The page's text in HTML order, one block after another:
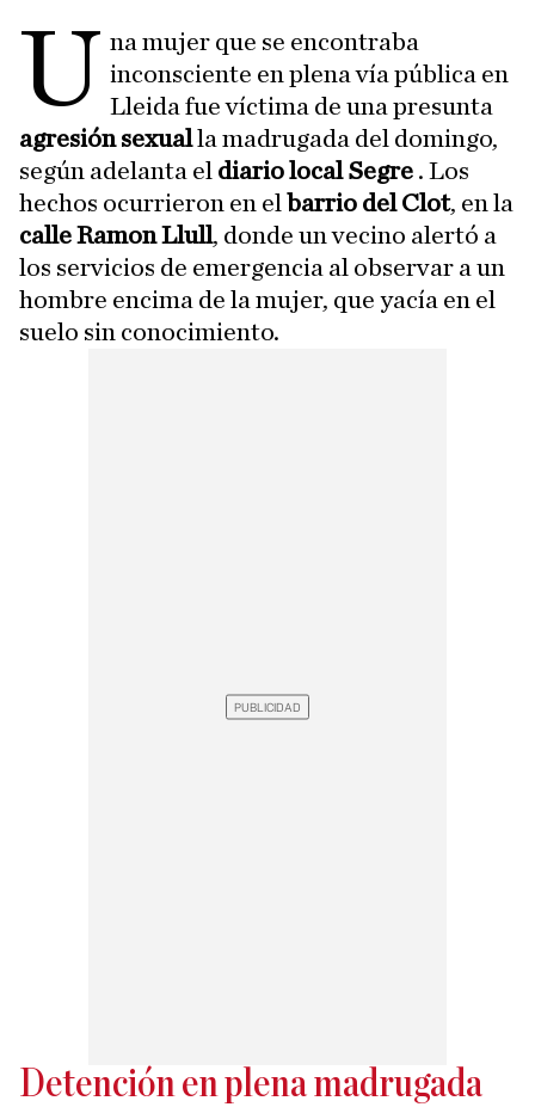
U na mujer que se encontraba
inconsciente en plena vía pública en
Lleida fue víctima de una presunta
agresión sexualla madrugada del domingo,
según adelanta el diario local Segre . Los
hechos ocurrieron en el barrio del Clot, en la
calle Ramon Llull, donde un vecino alertó a
los servicios de emergencia al observar a un
hombre encima de la mujer, que yacía en el
suelo sin conocimiento.
Detención en plena madrugada